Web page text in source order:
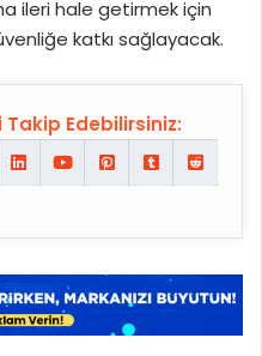
ileri hale getirmek için
katkı sağlayacak.
Edebilirsiniz: